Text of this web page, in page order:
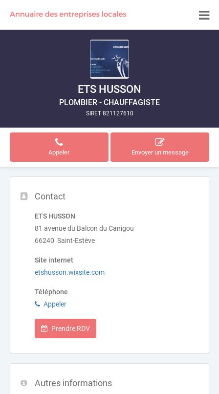
ETS HUSSON
PLOMBIER - CHAUFFAGISTE
SIRET 821127610
Appeler Envoyer un message
Contact
ETS HUSSON
81 avenue du Balcon du Canigou
66240 Saint-Estève
Site internet
etshusson.wixsite.com
Téléphone
Appeler
Prendre RDV
Autres informations